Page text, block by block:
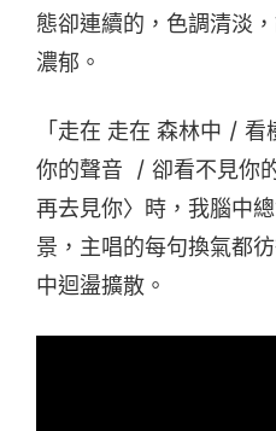
態卻連續的，色調清淡
濃郁。
「走在 走在 森林中 /
你的聲音 / 卻看不見你
再去見你〉時，我腦中
景，主唱的每句換氣都
中迴盪擴散。